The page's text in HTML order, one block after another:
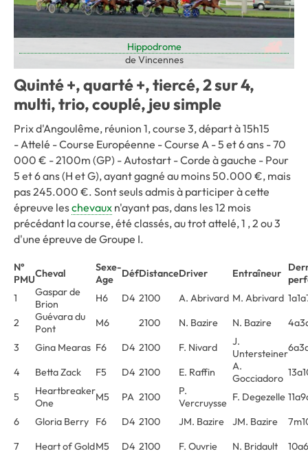
Hippodrome
de Vincennes
Quinté +, quarté +, tiercé, 2 sur 4,
multi, trio, couplé, jeu simple
Prix d'Angoulême, réunion 1, course 3, départ à 15h15
-Attelé - Course Européenne - Course A - 5 et 6 ans -70
000 € -2100m (GP) -Autostart -Corde à gauche - Pour
5 et 6 ans (H et G), ayant gagné au moins 50.000 €, mais
pas 245.000 €. Sont seuls admis à participer à cette
épreuve leschevaux n'ayant pas, dans les 12 mois
précédant la course, été classés, au trot attelé, 1 , 2 ou 3
d'une épreuve de Groupe I.
N°
PMUCheval
Sexe-
Age
DéfDistanceDriver Entraîneur
1
Gaspar de
Brion
H6 D4 2100 A. Abrivard M. Abrivard
2
Guévara du
Pont
M6 2100 N. Bazire N. Bazire
3
Gina Mearas F6 D4 2100 F. Nivard
J.
Untersteiner
4
Betta Zack F5 D4 2100 E. Raffin
A.
Gocciadoro
5
Heartbreaker
One
M5 PA 2100
P.
Vercruysse F. Degezelle
6
Gloria Berry F6 D4 2100 JM. Bazire JM. Bazire
7
Heart of GoldM5 D4 2100 F. Ouvrie N. Bridault